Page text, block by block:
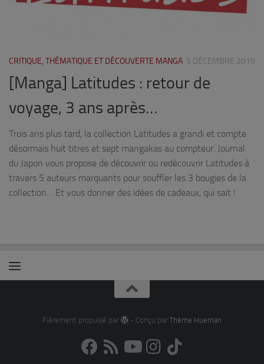
CRITIQUE, THÉMATIQUE ET DÉCOUVERTE MANGA 5 DÉCEMBRE 2015
[Manga] Latitudes : retour de
voyage, 3 ans après…
Trois ans plus tard, la collection Latitudes a grandi et compte
désormais huit titres et sept mangakas au compteur. Journal
du Japon vous propose de découvrir ou redécouvrir Latitudes à
travers 5 auteurs marquants pour souffler les 3 bougies de la
collection… Et vous donner des idées de cadeaux, qui sait !
Fièrement propulsé par - Conçu par Thème Hueman